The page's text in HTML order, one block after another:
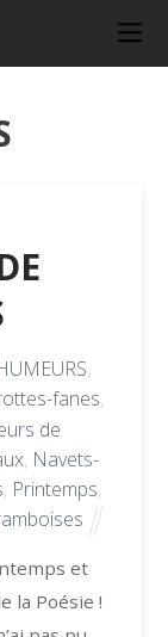
,
fanes,
de
, Navets-
, Printemps,
et
la Poésie !